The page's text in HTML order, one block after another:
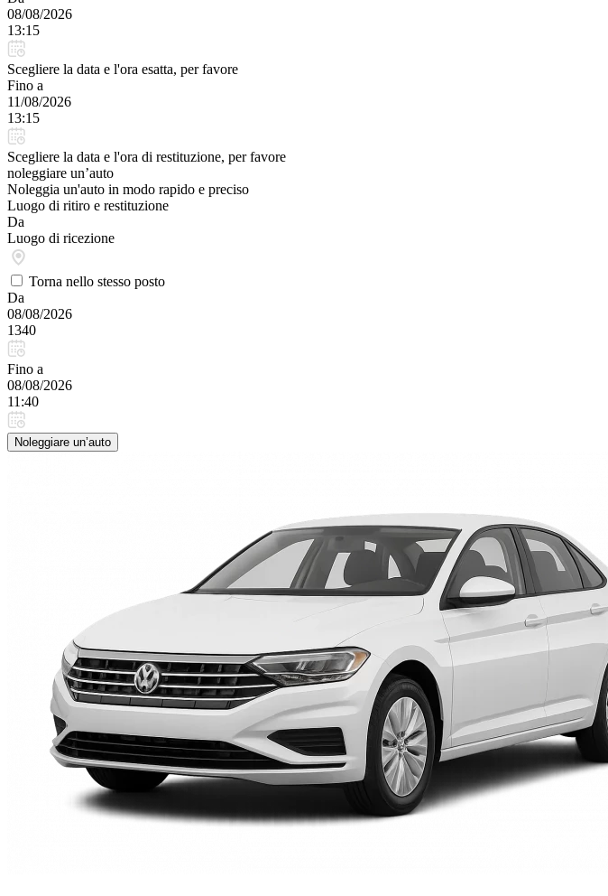
08/08/2026
13:15
Scegliere la data e l'ora esatta, per favore
Fino a
11/08/2026
13:15
Scegliere la data e l'ora di restituzione, per favore
noleggiare un’auto
Noleggia un'auto in modo rapido e preciso
Luogo di ritiro e restituzione
Da
Luogo di ricezione
Torna nello stesso posto
Da
08/08/2026
1340
Fino a
08/08/2026
11:40
Noleggiare un’auto